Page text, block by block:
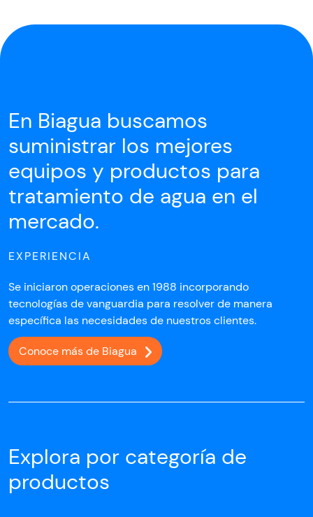
En Biagua buscamos
suministrar los mejores
equipos y productos para
tratamiento de agua en el
mercado.
EXPERIENCIA
Se iniciaron operaciones en 1988 incorporando
tecnologías de vanguardia para resolver de manera
específica las necesidades de nuestros clientes.
Conoce más de Biagua
Explora por categoría de
productos